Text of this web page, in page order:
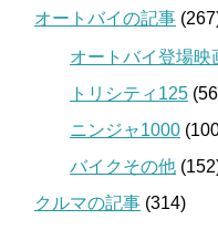
オートバイの記事
オートバイ登場映
トリシティ125
ニンジャ1000
バイクその他
クルマの記事 (314)